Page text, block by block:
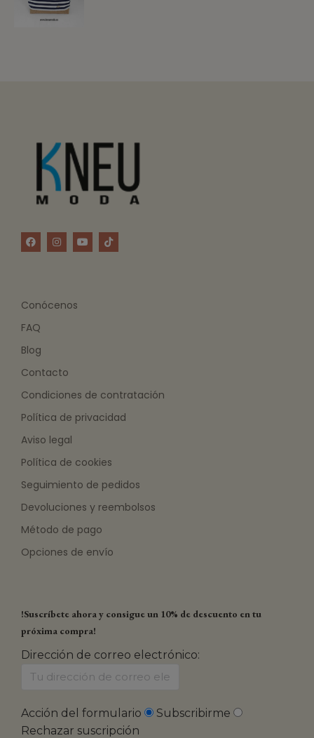
Conócenos
FAQ
Blog
Contacto
Condiciones de contratación
Política de privacidad
Aviso legal
Política de cookies
Seguimiento de pedidos
Devoluciones y reembolsos
Método de pago
Opciones de envío
!Suscríbete ahora y consigue un 10% de descuento en tu
próxima compra!
Dirección de correo electrónico:
Acción del formulario
Subscribirme
Rechazar suscripción